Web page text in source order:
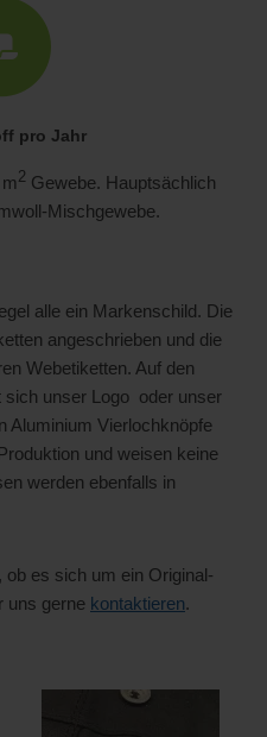
pro Jahr
2 Gewebe. Hauptsächlich
Mischgewebe.
alle ein Markenschild. Die
angeschrieben und die
Webetiketten. Auf den
sich unser Logo oder unser
Aluminium Vierlochknöpfe
und weisen keine
werden ebenfalls in
es sich um ein Original-
uns gerne kontaktieren.